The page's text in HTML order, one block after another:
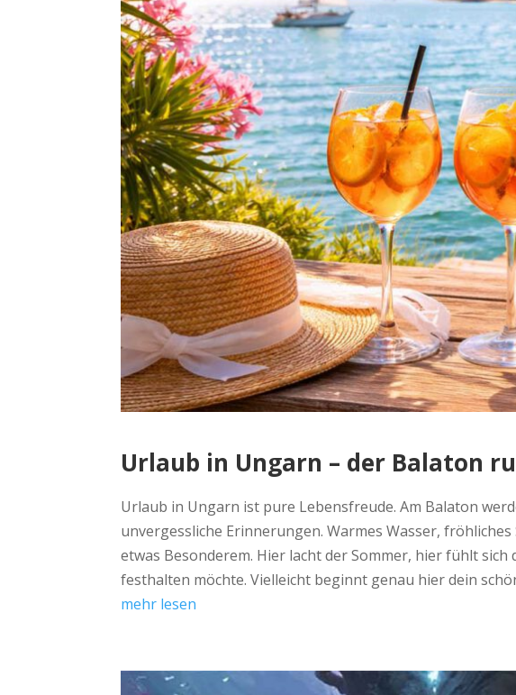
Urlaub in Ungarn – der Balaton
Urlaub in Ungarn ist pure Lebensfreude. Am Balaton
unvergessliche Erinnerungen. Warmes Wasser,
etwas Besonderem. Hier lacht der Sommer, hier fühlt
festhalten möchte. Vielleicht beginnt genau hier dein
mehr lesen